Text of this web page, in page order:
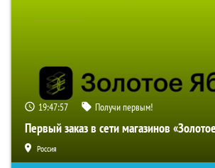
19:47:55 Получи первым!
Первый заказ в сети магазинов
Россия